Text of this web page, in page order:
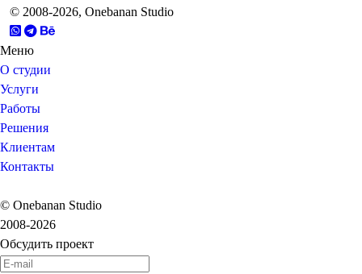
© 2008-2026, Onebanan Studio
Меню
О студии
Услуги
Работы
Решения
Клиентам
Контакты
© Onebanan Studio
2008-2026
Обсудить проект